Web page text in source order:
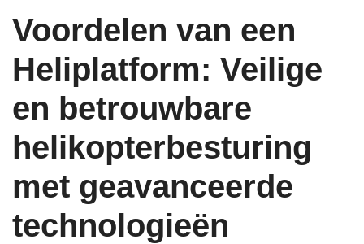
Voordelen van een
Heliplatform: Veilige
en betrouwbare
helikopterbesturing
met geavanceerde
technologieën